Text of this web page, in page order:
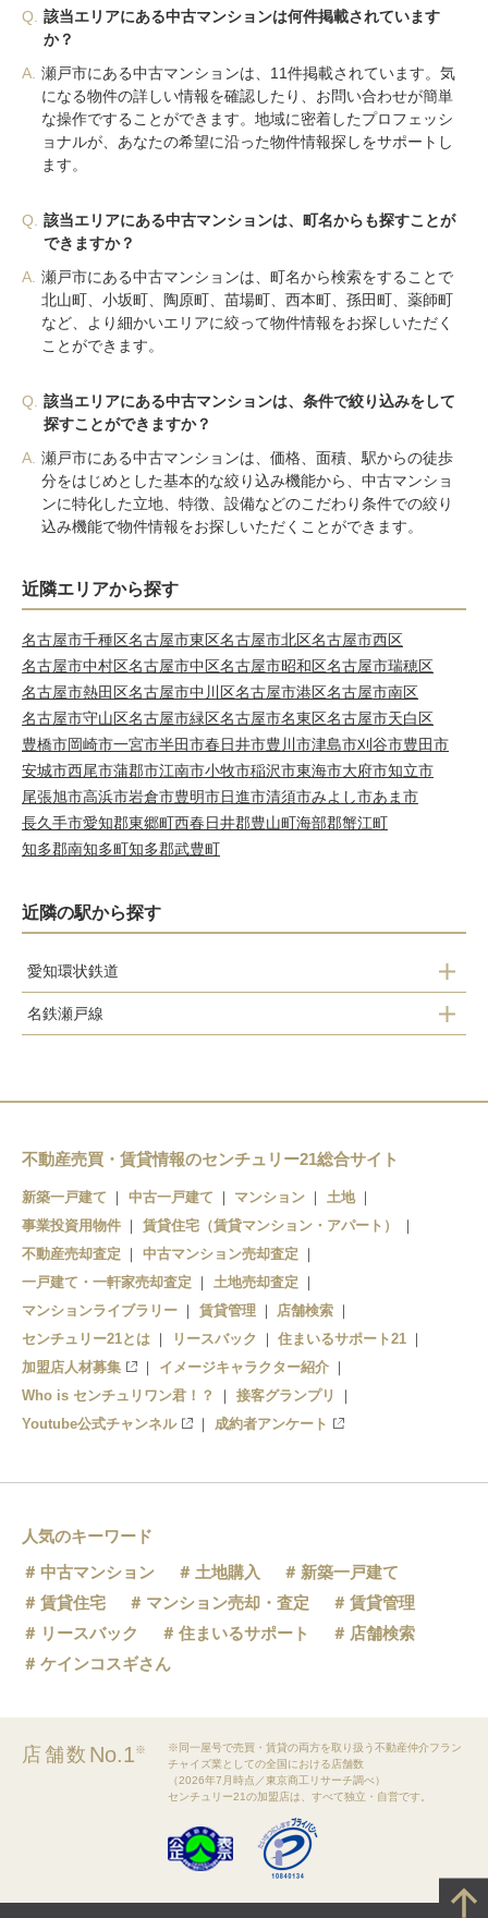
Q.
該当エリアにある中古マンションは何件掲載されています
か？
A. 瀬戸市にある中古マンションは、11件掲載されています。気
になる物件の詳しい情報を確認したり、お問い合わせが簡単
な操作ですることができます。地域に密着したプロフェッシ
ョナルが、あなたの希望に沿った物件情報探しをサポートし
ます。
Q.
該当エリアにある中古マンションは、町名からも探すことが
できますか？
A. 瀬戸市にある中古マンションは、町名から検索をすることで
北山町、小坂町、陶原町、苗場町、西本町、孫田町、薬師町
など、より細かいエリアに絞って物件情報をお探しいただく
ことができます。
Q.
該当エリアにある中古マンションは、条件で絞り込みをして
探すことができますか？
A. 瀬戸市にある中古マンションは、価格、面積、駅からの徒歩
分をはじめとした基本的な絞り込み機能から、中古マンショ
ンに特化した立地、特徴、設備などのこだわり条件での絞り
込み機能で物件情報をお探しいただくことができます。
近隣エリアから探す
名古屋市千種区名古屋市東区名古屋市北区名古屋市西区
名古屋市中村区名古屋市中区名古屋市昭和区名古屋市瑞穂区
名古屋市熱田区名古屋市中川区名古屋市港区名古屋市南区
名古屋市守山区名古屋市緑区名古屋市名東区名古屋市天白区
豊橋市岡崎市一宮市半田市春日井市豊川市津島市刈谷市豊田市
安城市西尾市蒲郡市江南市小牧市稲沢市東海市大府市知立市
尾張旭市高浜市岩倉市豊明市日進市清須市みよし市あま市
長久手市愛知郡東郷町西春日井郡豊山町海部郡蟹江町
知多郡南知多町知多郡武豊町
近隣の駅から探す
愛知環状鉄道
山口駅
中水野駅
名鉄瀬戸線
新瀬戸駅
瀬戸市役所前駅
尾張瀬戸駅
不動産売買・賃貸情報のセンチュリー21総合サイト
新築一戸建て 中古一戸建て マンション
土地
事業投資用物件
賃貸住宅（賃貸マンション・アパート）
不動産売却査定
中古マンション売却査定
一戸建て・一軒家売却査定
土地売却査定
マンションライブラリー
賃貸管理
店舗検索
センチュリー21とは
リースバック
住まいるサポート21
加盟店人材募集
イメージキャラクター紹介
Who is センチュリワン君！？
接客グランプリ
Youtube公式チャンネル
成約者アンケート
人気のキーワード
中古マンション
土地購入
新築一戸建て
賃貸住宅
マンション売却・査定
賃貸管理
リースバック
住まいるサポート
店舗検索
ケインコスギさん
店舗数 No.1※
※同一屋号で売買・賃貸の両方を取り扱う不動産仲介フラン
チャイズ業としての全国における店舗数
（2026年7月時点／東京商工リサーチ調べ）
センチュリー21の加盟店は、すべて独立・自営です。